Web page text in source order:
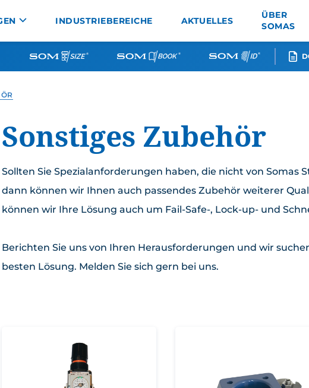
Magnetventile
Endschalter
Sonstiges Zubehör
INDUSTRIEBEREICHE AKTUELLES
ÜBER
SOMAS
Sonstiges Zubehör
Sollten Sie Spezialanforderungen haben, die nicht von
dann können wir Ihnen auch passendes Zubehör weiterer
können wir Ihre Lösung auch um Fail-Safe-, Lock-up- und
Berichten Sie uns von Ihren Herausforderungen und wir
besten Lösung. Melden Sie sich gern bei uns.